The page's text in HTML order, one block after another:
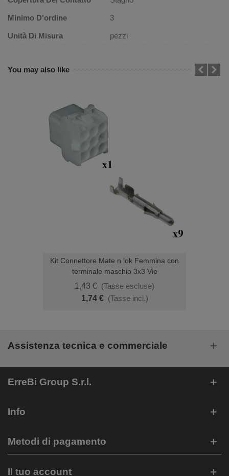
Minimo D'ordine 3
Unità Di Misura pezzi
You may also like
Kit Connettore Mate n lok Femmina con
terminale maschio 3x3 Vie
1,43 € (Tasse escluse)
1,74 € (Tasse incl.)
Assistenza tecnica e commerciale
ErreBi Group S.r.l.
Info
Metodi di pagamento
Il tuo account